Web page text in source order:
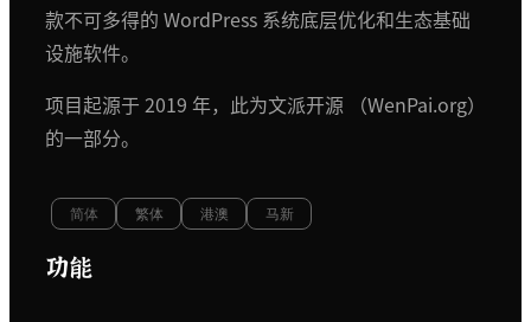
款不可多得的 WordPress 系统底层优化和生态基础
设施软件。
项目起源于 2019 年，此为文派开源 （WenPai.org）
的一部分。
简体 繁体 港澳 马新
功能